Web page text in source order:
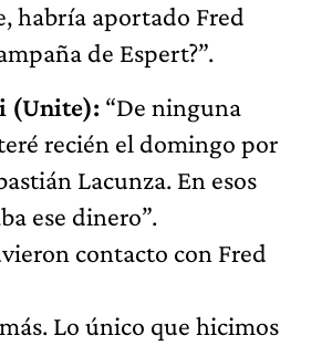
habría aportado Fred
de Espert?”.
(Unite): “De ninguna
recién el domingo por
Lacunza. En esos
ese dinero”.
contacto con Fred
Lo único que hicimos